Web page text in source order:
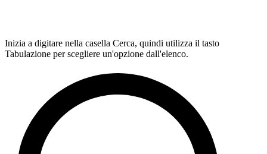
Inizia a digitare nella casella Cerca, quindi utilizza il tasto
Tabulazione per scegliere un'opzione dall'elenco.